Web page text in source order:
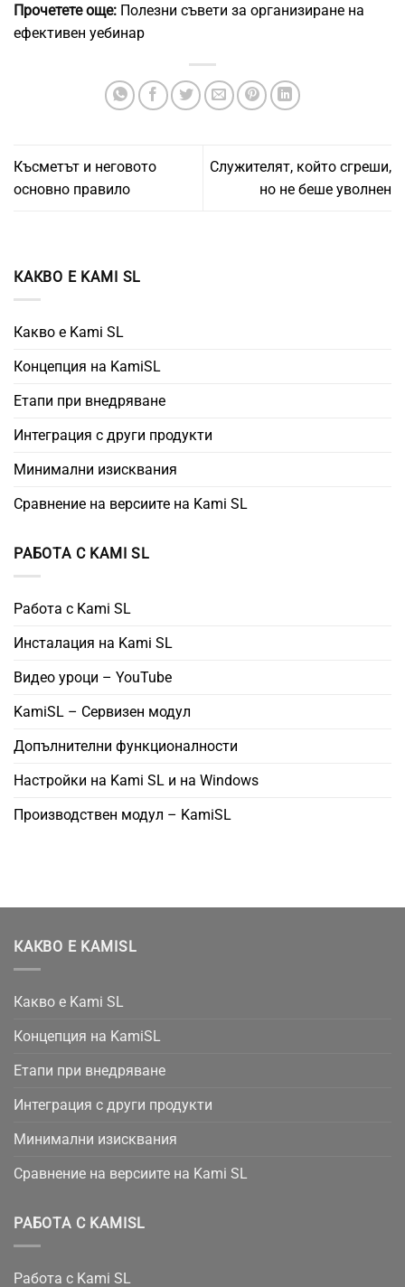
Прочетете още: Полезни съвети за организиране на
ефективен уебинар
Късметът и неговото
основно правило
Служителят, който сгреши,
но не беше уволнен
КАКВО Е KAMI SL
Какво е Kami SL
Концепция на KamiSL
Етапи при внедряване
Интеграция с други продукти
Минимални изисквания
Сравнение на версиите на Kami SL
РАБОТА С KAMI SL
Работа с Kami SL
Инсталация на Kami SL
Видео уроци – YouTube
KamiSL – Сервизен модул
Допълнителни функционалности
Настройки на Kami SL и на Windows
Производствен модул – KamiSL
КАКВО Е KAMISL
Какво е Kami SL
Концепция на KamiSL
Етапи при внедряване
Интеграция с други продукти
Минимални изисквания
Сравнение на версиите на Kami SL
РАБОТА С KAMISL
Работа с Kami SL